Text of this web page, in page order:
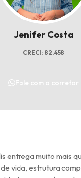
Jenifer Costa
CRECI: 82.458
Fale com o corretor
entrega muito mais
vida, estrutura